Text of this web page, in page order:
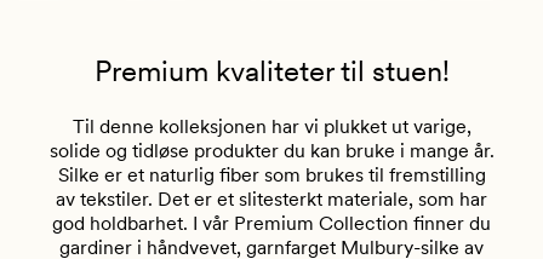
Premium kvaliteter til stuen!
Til denne kolleksjonen har vi plukket ut varige,
solide og tidløse produkter du kan bruke i mange år.
Silke er et naturlig fiber som brukes til fremstilling
av tekstiler. Det er et slitesterkt materiale, som har
god holdbarhet. I vår Premium Collection finner du
gardiner i håndvevet, garnfarget Mulbury-silke av